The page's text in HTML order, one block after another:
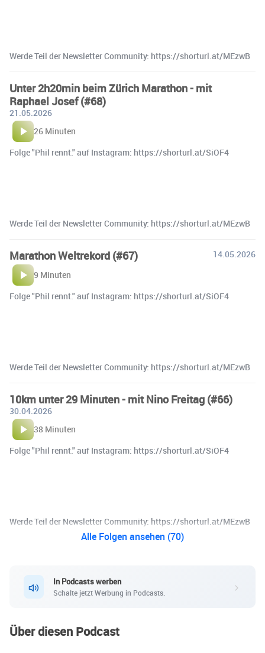
Werde Teil der Newsletter Community: https://shorturl.at/MEzwB
Unter 2h20min beim Zürich Marathon - mit
Raphael Josef (#68)
21.05.2026
26 Minuten
Folge "Phil rennt." auf Instagram: https://shorturl.at/SiOF4
Werde Teil der Newsletter Community: https://shorturl.at/MEzwB
Marathon Weltrekord (#67)
14.05.2026
9 Minuten
Folge "Phil rennt." auf Instagram: https://shorturl.at/SiOF4
Werde Teil der Newsletter Community: https://shorturl.at/MEzwB
10km unter 29 Minuten - mit Nino Freitag (#66)
30.04.2026
38 Minuten
Folge "Phil rennt." auf Instagram: https://shorturl.at/SiOF4
Werde Teil der Newsletter Community: https://shorturl.at/MEzwB
Alle Folgen ansehen (70)
In Podcasts werben
Schalte jetzt Werbung in Podcasts.
Über diesen Podcast